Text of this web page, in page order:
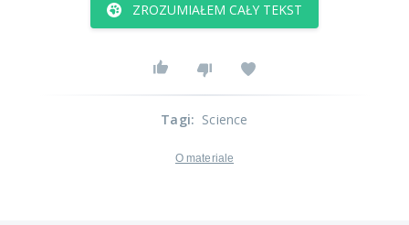
ZROZUMIAŁEM CAŁY TEKST
Tagi: Science
O materiale